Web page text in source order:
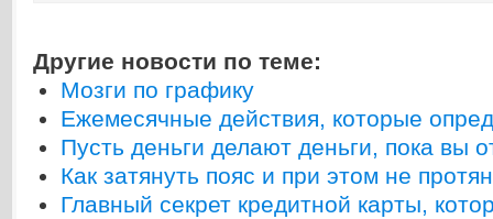
Другие новости по теме:
Мозги по графику
Ежемесячные действия, которые
Пусть деньги делают деньги, пока вы
Как затянуть пояс и при этом не
Главный секрет кредитной карты,